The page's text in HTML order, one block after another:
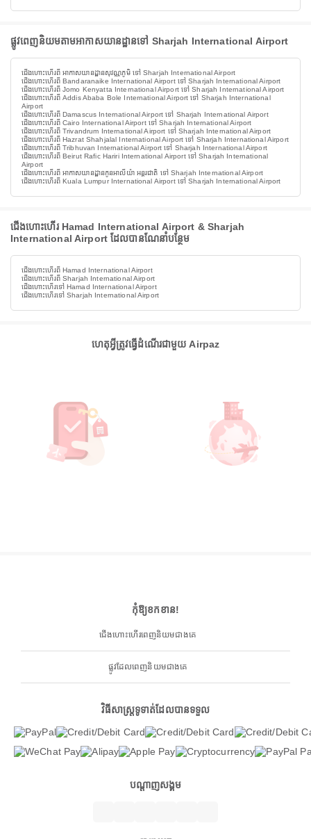
ផ្លូវពេញនិយមតាមអាកាសយានដ្ឋានទៅ Sharjah International Airport
ជើងហោះហើរពី អាកាសយានដ្ឋានសុវណ្ណភូមិ ទៅ Sharjah International Airport
ជើងហោះហើរពី Bandaranaike International Airport ទៅ Sharjah International Airport
ជើងហោះហើរពី Jomo Kenyatta International Airport ទៅ Sharjah International Airport
ជើងហោះហើរពី Addis Ababa Bole International Airport ទៅ Sharjah International
Airport
ជើងហោះហើរពី Damascus International Airport ទៅ Sharjah International Airport
ជើងហោះហើរពី Cairo International Airport ទៅ Sharjah International Airport
ជើងហោះហើរពី Trivandrum International Airport ទៅ Sharjah International Airport
ជើងហោះហើរពី Hazrat Shahjalal International Airport ទៅ Sharjah International Airport
ជើងហោះហើរពី Tribhuvan International Airport ទៅ Sharjah International Airport
ជើងហោះហើរពី Beirut Rafic Hariri International Airport ទៅ Sharjah International
Airport
ជើងហោះហើរពី អាកាសយានដ្ឋានកូនអាលីយ៉ា អន្តរជាតិ ទៅ Sharjah International Airport
ជើងហោះហើរពី Kuala Lumpur International Airport ទៅ Sharjah International Airport
ជើងហោះហើរ Hamad International Airport & Sharjah
International Airport ដែលបានណែនាំបន្ថែម
ជើងហោះហើរពី Hamad International Airport
ជើងហោះហើរពី Sharjah International Airport
ជើងហោះហើរទៅ Hamad International Airport
ជើងហោះហើរទៅ Sharjah International Airport
ហេតុអ្វីត្រូវធ្វើដំណើរជាមួយ Airpaz
កុំឱ្យខកខាន!
ជើងហោះហើរពេញនិយមជាងគេ
ផ្លូវដែលពេញនិយមជាងគេ
វិធីសាស្ត្រទូទាត់ដែលបានទទួល
បណ្តាញសង្គម